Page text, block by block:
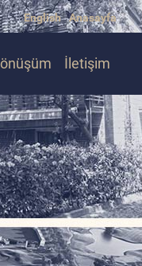
English Anasayfa
İletişim